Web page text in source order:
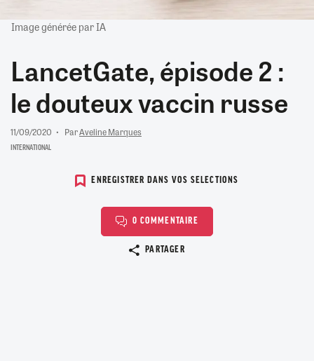
Image générée par IA
LancetGate, épisode 2 :
le douteux vaccin russe
11/09/2020 ParAveline Marques
INTERNATIONAL
ENREGISTRER DANS VOS SELECTIONS
0 COMMENTAIRE
PARTAGER